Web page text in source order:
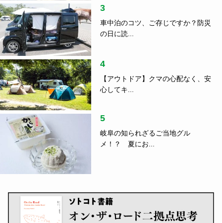
3
車中泊のコツ、ご存じですか？防災
の日に読...
4
【アウトドア】クマの心配なく、安
心してキ...
5
岐阜の知られざるご当地グル
メ！？ 夏にお...